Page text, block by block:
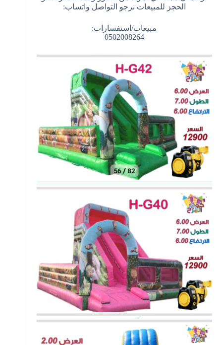
الحجز للمبيعات نرجو التواصل واتساب:
مبيعات/استفسارات:
0502008264